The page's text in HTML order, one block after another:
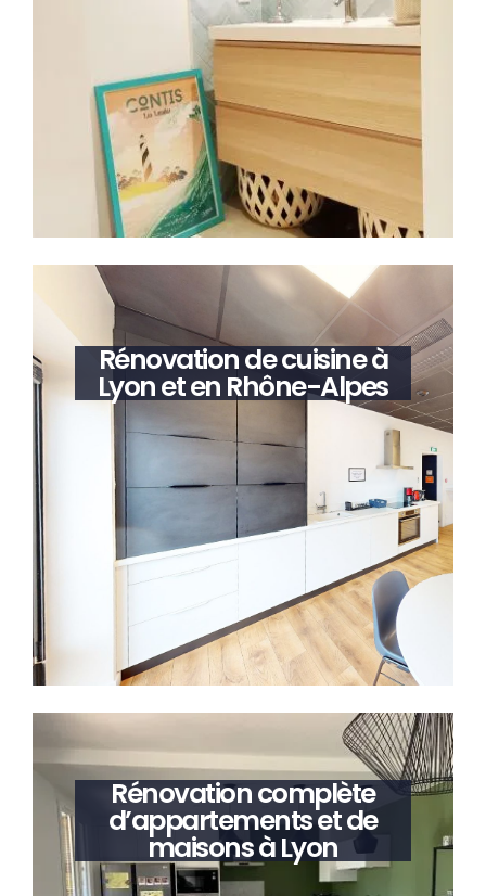
Rénovation de cuisine à
Lyon et en Rhône-Alpes
Rénovation complète
d’appartements et de
maisons à Lyon